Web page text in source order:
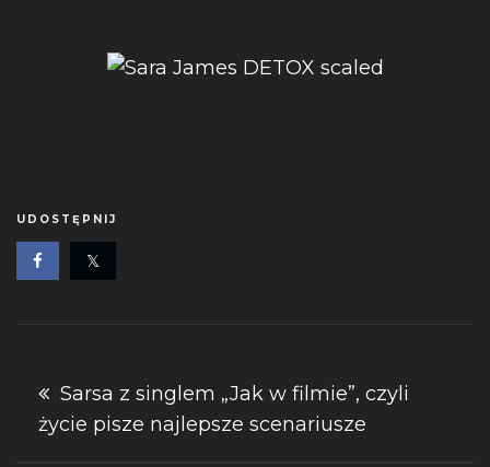
UDOSTĘPNIJ
Nawigacja
wpisu
Sarsa z singlem „Jak w filmie”, czyli
życie pisze najlepsze scenariusze